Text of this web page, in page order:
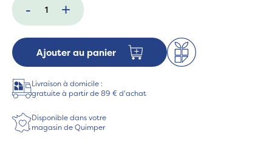
- +
Ajouter au panier
Livraison à domicile :
gratuite à partir de 89 € d'achat
Disponible dans votre
magasin de Quimper